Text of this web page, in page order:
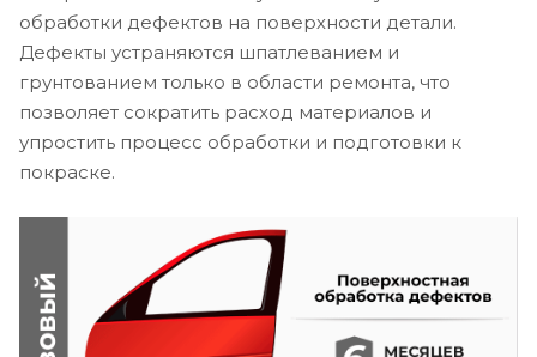
обработки дефектов на поверхности детали.
Дефекты устраняются шпатлеванием и
грунтованием только в области ремонта, что
позволяет сократить расход материалов и
упростить процесс обработки и подготовки к
покраске.